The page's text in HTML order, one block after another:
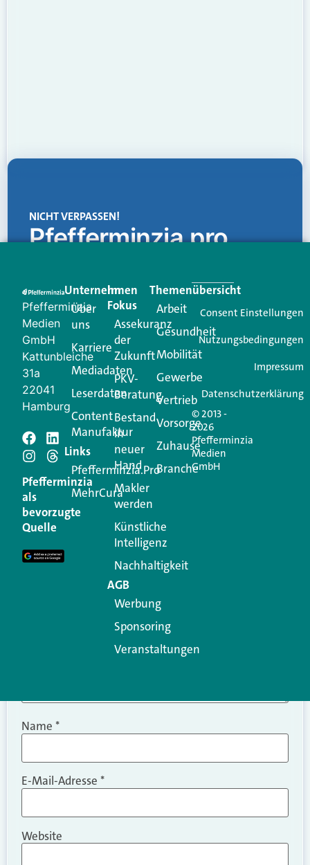
NICHT VERPASSEN!
Pfefferminzia.pro
Creator für Ihre Kundenkommunikation. Alles, was
Ihren Vertriebsalltag leichter macht. Mit nur einem
Login.
Jetzt anmelden
Schreiben Sie einen
Kommentar
Ihre E-Mail-Adresse wird nicht veröffentlicht.
Erforderliche Felder sind mit
Kommentar
Name *
E-Mail-Adresse *
Website
Pfefferminzia
Medien
GmbH
Kattunbleiche
31a
22041
Hamburg
Pfefferminzia
als
bevorzugte
Quelle
Unternehmen
Über
uns
Karriere
Mediadaten
Leserdaten
Content
Manufaktur
Links
Pfefferminzia.Pro
MehrCura
Im
Fokus
Assekuranz
der
Zukunft
PKV-
Beratung
Bestand
in
neuer
Hand
Makler
werden
Künstliche
Intelligenz
Nachhaltigkeit
AGB
Werbung
Sponsoring
Veranstaltungen
Themenübersicht
Arbeit
Gesundheit
Mobilität
Gewerbe
Vertrieb
Vorsorge
Zuhause
Branche
© 2013 -
2026
Pfefferminzia
Medien
GmbH
Consent Einstellungen
Nutzungsbedingungen
Impressum
Datenschutzerklärung